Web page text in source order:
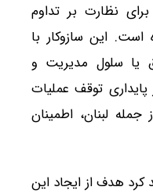
نظارت بر تداوم
این سازوکار با
یا سلول مدیریت و
توقف عملیات
لبنان، اطمینان
کرد هدف از ایجاد این